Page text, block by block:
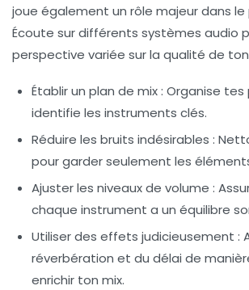
joue également un rôle majeur dans le
Écoute sur différents systèmes audio
perspective variée sur la qualité de ton
Établir un plan de mix : Organise
identifie les instruments clés.
Réduire les bruits indésirables :
pour garder seulement les
Ajuster les niveaux de volume :
chaque instrument a un équilibre
Utiliser des effets judicieusement :
réverbération et du délai de
enrichir ton mix.